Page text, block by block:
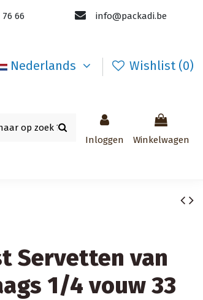
76 66 info@packadi.be
Nederlands Wishlist (0)
Inloggen Winkelwagen
Servetten van
1/4 vouw 33